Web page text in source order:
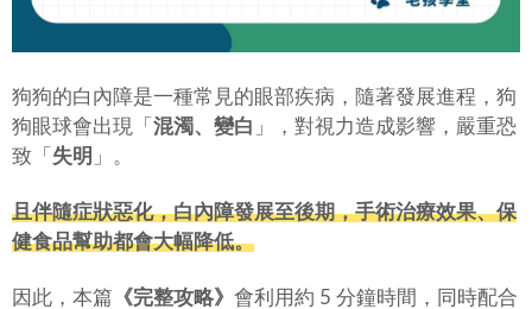
狗狗的白內障是一種常見的眼部疾病，隨著發展進程，狗
狗眼球會出現「 混濁、變白 」，對視力造成影響，嚴重恐
致「 失明 」。
且伴隨症狀惡化，白內障發展至後期，手術治療效果、保
健食品幫助都會大幅降低。
因此，本篇 《完整攻略》 會利用約 5 分鐘時間，同時配合